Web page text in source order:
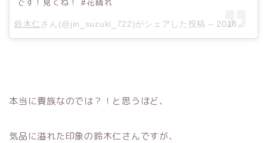
です！見てね！ #花晴れ
鈴木仁 さん(@jin_suzuki_722)がシェアした投稿 – 2018年 5月月1日午前3時10分PDT
本当に貴族なのでは？！と思うほど、
気品に溢れた印象の鈴木仁さんですが、